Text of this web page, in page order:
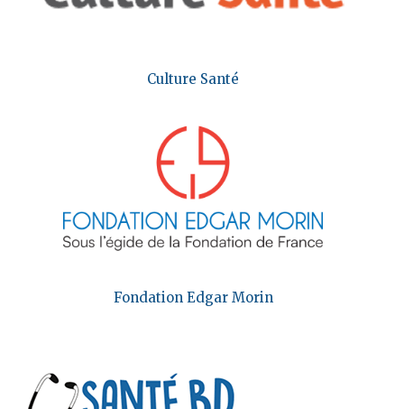
Culture Santé
Fondation Edgar Morin